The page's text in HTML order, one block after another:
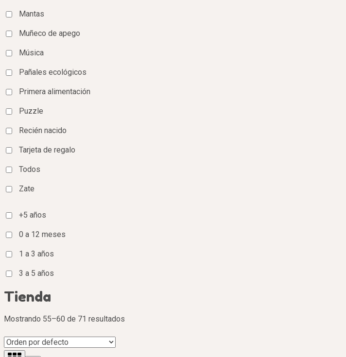
Mantas
Muñeco de apego
Música
Pañales ecológicos
Primera alimentación
Puzzle
Recién nacido
Tarjeta de regalo
Todos
Zate
+5 años
0 a 12 meses
1 a 3 años
3 a 5 años
Tienda
Mostrando 55–60 de 71 resultados